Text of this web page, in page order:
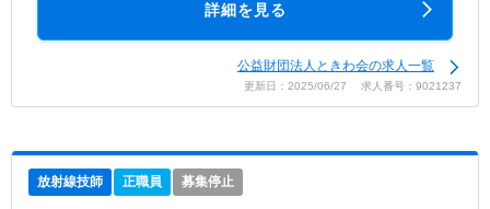
詳細を見る
公益財団法人ときわ会の求人一覧
更新日：2025/06/27 求人番号：9021237
放射線技師 正職員 募集停止